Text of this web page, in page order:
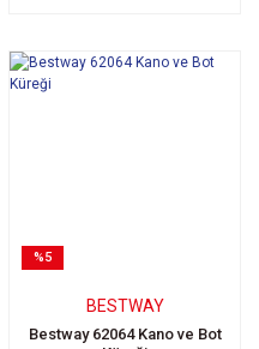
%5
BESTWAY
Bestway 62064 Kano ve Bot